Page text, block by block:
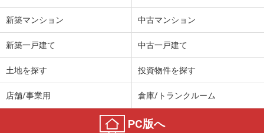
新築マンション 中古マンション
新築一戸建て 中古一戸建て
土地を探す 投資物件を探す
店舗/事業用 倉庫/トランクルーム
PC版へ